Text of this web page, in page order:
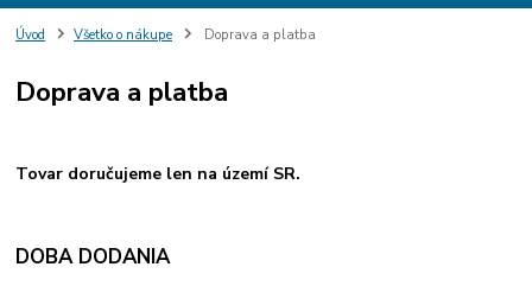
Úvod Všetko o nákupe Doprava a platba
Doprava a platba
Tovar doručujeme len na území SR.
DOBA DODANIA